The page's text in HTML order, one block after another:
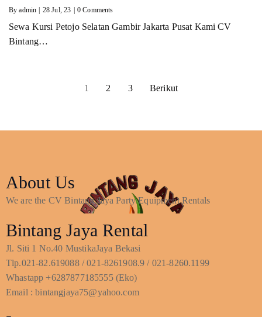
Byadmin | 28 Jul, 23 | 0 Comments
Sewa Kursi Petojo Selatan Gambir Jakarta Pusat Kami CV
Bintang…
1 2 3 Berikut
About Us
We are the CV Bintang Jaya Party Equipment Rentals
Bintang Jaya Rental
Jl. Siti 1 No.40 MustikaJaya Bekasi
Tlp.021-82.619088 / 021-8261908.9 / 021-8260.1199
Whastapp +6287877185555 (Eko)
Email : bintangjaya75@yahoo.com